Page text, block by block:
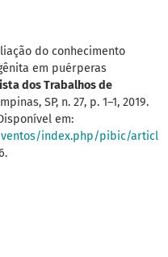
do conhecimento
em puérperas
dos Trabalhos de
SP, n. 27, p. 1–1, 2019.
em:
index.php/pibic/articl